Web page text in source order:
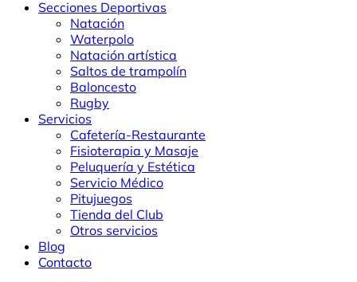
Secciones Deportivas
Natación
Waterpolo
Natación artística
Saltos de trampolín
Baloncesto
Rugby
Servicios
Cafetería-Restaurante
Fisioterapia y Masaje
Peluquería y Estética
Servicio Médico
Pitujuegos
Tienda del Club
Otros servicios
Blog
Contacto